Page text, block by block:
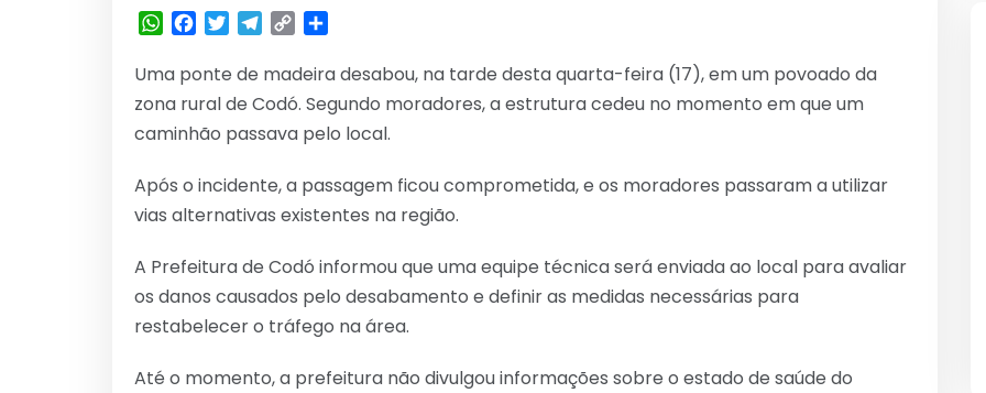
WhatsApp
Facebook
TwitterTelegram
Copy
Uma ponte de madeira desabou, na tarde desta quarta-feira (17), em um povoado da
zona rural de Codó. Segundo moradores, a estrutura cedeu no momento em que um
caminhão passava pelo local.
Após o incidente, a passagem ficou comprometida, e os moradores passaram a utilizar
vias alternativas existentes na região.
A Prefeitura de Codó informou que uma equipe técnica será enviada ao local para avaliar
os danos causados pelo desabamento e definir as medidas necessárias para
restabelecer o tráfego na área.
Até o momento, a prefeitura não divulgou informações sobre o estado de saúde do